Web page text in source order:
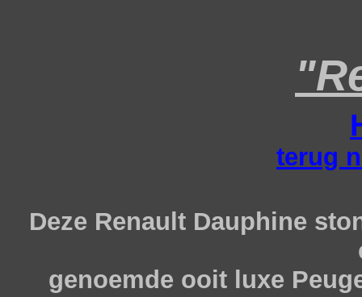
terug
Deze Renault Dauphine
genoemde ooit luxe